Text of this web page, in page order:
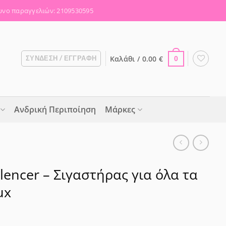
παραγγελιών: 2109530595
ΣΎΝΔΕΣΗ / ΕΓΓΡΑΦΉ Καλάθι / 0.00 € 0
Ανδρική Περιποίηση Μάρκες
– Σιγαστήρας για όλα τα